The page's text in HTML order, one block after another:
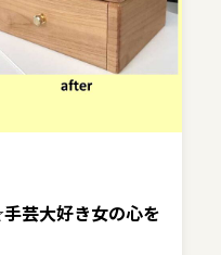
芸大好き女の心を